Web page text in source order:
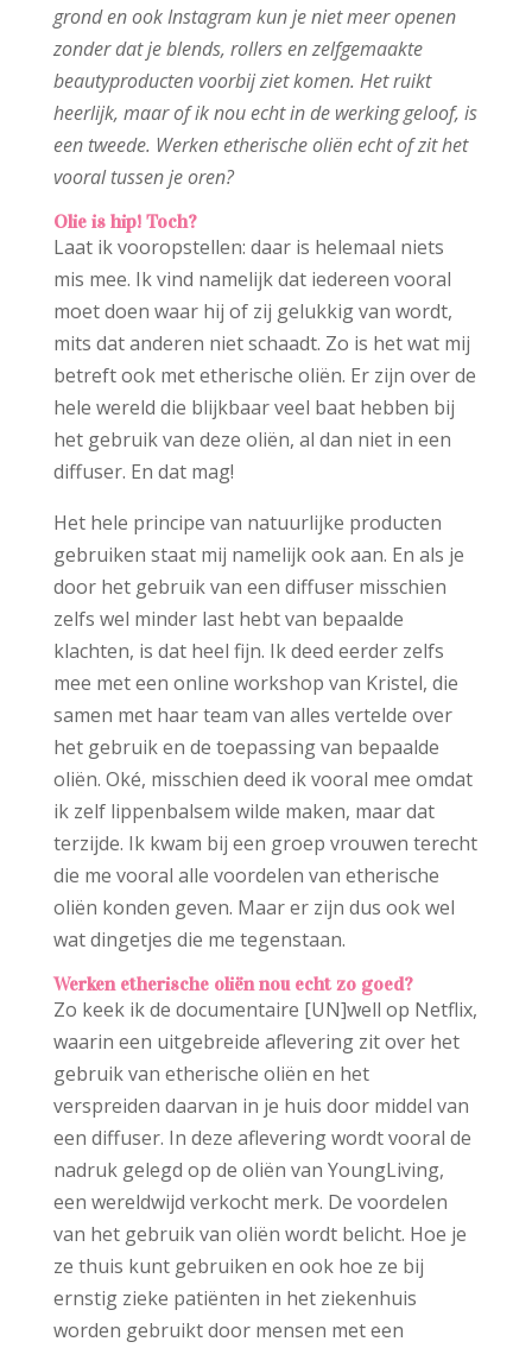
grond en ook Instagram kun je niet meer openen
zonder dat je blends, rollers en zelfgemaakte
beautyproducten voorbij ziet komen. Het ruikt
heerlijk, maar of ik nou echt in de werking geloof, is
een tweede. Werken etherische oliën echt of zit het
vooral tussen je oren?
Olie is hip! Toch?
Laat ik vooropstellen: daar is helemaal niets
mis mee. Ik vind namelijk dat iedereen vooral
moet doen waar hij of zij gelukkig van wordt,
mits dat anderen niet schaadt. Zo is het wat mij
betreft ook met etherische oliën. Er zijn over de
hele wereld die blijkbaar veel baat hebben bij
het gebruik van deze oliën, al dan niet in een
diffuser. En dat mag!
Het hele principe van natuurlijke producten
gebruiken staat mij namelijk ook aan. En als je
door het gebruik van een diffuser misschien
zelfs wel minder last hebt van bepaalde
klachten, is dat heel fijn. Ik deed eerder zelfs
mee met een online workshop van Kristel, die
samen met haar team van alles vertelde over
het gebruik en de toepassing van bepaalde
oliën. Oké, misschien deed ik vooral mee omdat
ik zelf lippenbalsem wilde maken, maar dat
terzijde. Ik kwam bij een groep vrouwen terecht
die me vooral alle voordelen van etherische
oliën konden geven. Maar er zijn dus ook wel
wat dingetjes die me tegenstaan.
Werken etherische oliën nou echt zo goed?
Zo keek ik de documentaire [UN]well op Netflix,
waarin een uitgebreide aflevering zit over het
gebruik van etherische oliën en het
verspreiden daarvan in je huis door middel van
een diffuser. In deze aflevering wordt vooral de
nadruk gelegd op de oliën van YoungLiving,
een wereldwijd verkocht merk. De voordelen
van het gebruik van oliën wordt belicht. Hoe je
ze thuis kunt gebruiken en ook hoe ze bij
ernstig zieke patiënten in het ziekenhuis
worden gebruikt door mensen met een